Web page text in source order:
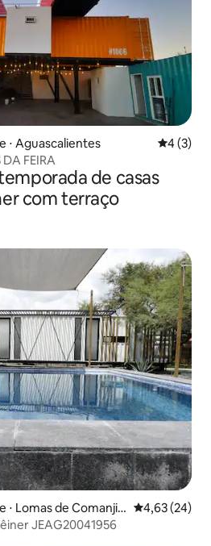
⋅ Aguascalientes 4 de
4 (3)
FEIRA
de casas
com terraço
Lomas de Comanjill
4,63 de uma
4,63 (24)
JEAG20041956